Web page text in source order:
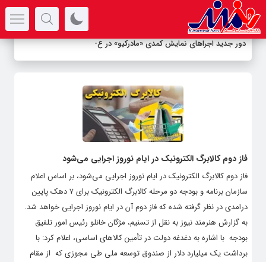
دور جدید اجراهای نمایش کمدی «مادرکیو» در عم_
فاز دوم کالابرگ الکترونیک در ایام نوروز اجرایی می‌شود
فاز دوم کالابرگ الکترونیک در ایام نوروز اجرایی می‌شود، بر اساس اعلام
سازمان برنامه و بودجه دو مرحله کالابرگ الکترونیک برای ۷ دهک پایین
درامدی در نظر گرفته شده که فاز دوم آن در ایام نوروز اجرایی خواهد شد.
به گزارش هنرمند نیوز به نقل از تسنیم،‌ مژگان خانلو رئیس امور تلفیق
بودجه با اشاره به دغدغه دولت در تأمین کالاهای اساسی، اعلام کرد: با
برداشت یک میلیارد دلار از صندوق توسعه ملی طی مجوزی که از مقام